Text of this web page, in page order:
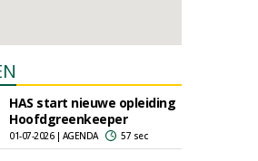
HAS start nieuwe opleiding
Hoofdgreenkeeper
01-07-2026 | AGENDA 57 sec